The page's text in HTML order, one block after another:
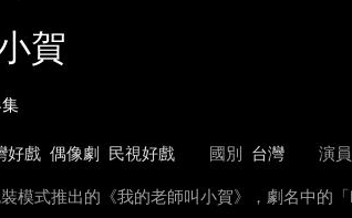
賀
好戲 偶像劇 民視好戲 國別 台灣 演員
模式推出的《我的老師叫小賀》，劇名中的